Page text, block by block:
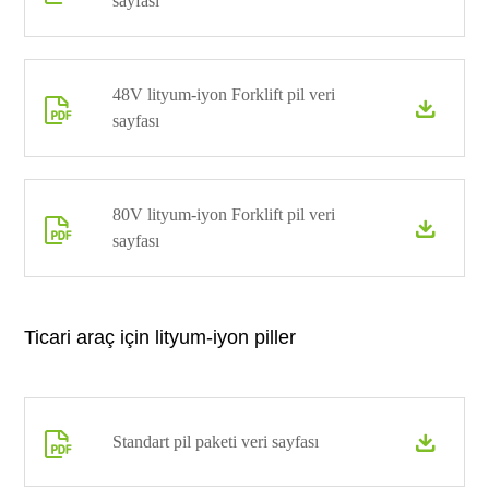

48V lityum-iyon Forklift pil veri
sayfası


80V lityum-iyon Forklift pil veri
sayfası

Ticari araç için lityum-iyon piller
 Standart pil paketi veri sayfası 